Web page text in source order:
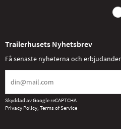
Trailerhusets Nyhetsbrev
Få senaste nyheterna och
Skyddad av Google reCAPTCHA
Privacy Policy, Terms of Service